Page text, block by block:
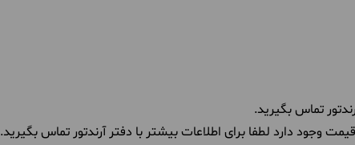
تماس بگیرید.
وجود دارد لطفا برای اطلاعات بیشتر با دفتر آرندتور تماس بگیرید.